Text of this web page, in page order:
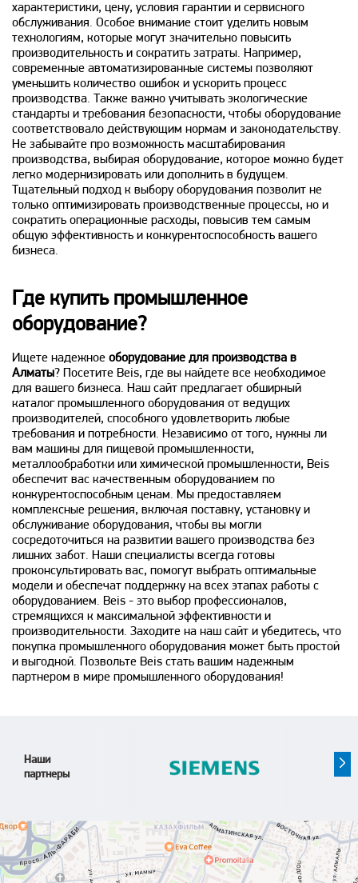
характеристики, цену, условия гарантии и сервисного
обслуживания. Особое внимание стоит уделить новым
технологиям, которые могут значительно повысить
производительность и сократить затраты. Например,
современные автоматизированные системы позволяют
уменьшить количество ошибок и ускорить процесс
производства. Также важно учитывать экологические
стандарты и требования безопасности, чтобы оборудование
соответствовало действующим нормам и законодательству.
Не забывайте про возможность масштабирования
производства, выбирая оборудование, которое можно будет
легко модернизировать или дополнить в будущем.
Тщательный подход к выбору оборудования позволит не
только оптимизировать производственные процессы, но и
сократить операционные расходы, повысив тем самым
общую эффективность и конкурентоспособность вашего
бизнеса.
Где купить промышленное
оборудование?
Ищете надежное оборудование для производства в
Алматы? Посетите Beis, где вы найдете все необходимое
для вашего бизнеса. Наш сайт предлагает обширный
каталог промышленного оборудования от ведущих
производителей, способного удовлетворить любые
требования и потребности. Независимо от того, нужны ли
вам машины для пищевой промышленности,
металлообработки или химической промышленности, Beis
обеспечит вас качественным оборудованием по
конкурентоспособным ценам. Мы предоставляем
комплексные решения, включая поставку, установку и
обслуживание оборудования, чтобы вы могли
сосредоточиться на развитии вашего производства без
лишних забот. Наши специалисты всегда готовы
проконсультировать вас, помогут выбрать оптимальные
модели и обеспечат поддержку на всех этапах работы с
оборудованием. Beis - это выбор профессионалов,
стремящихся к максимальной эффективности и
производительности. Заходите на наш сайт и убедитесь, что
покупка промышленного оборудования может быть простой
и выгодной. Позвольте Beis стать вашим надежным
партнером в мире промышленного оборудования!
Наши
партнеры